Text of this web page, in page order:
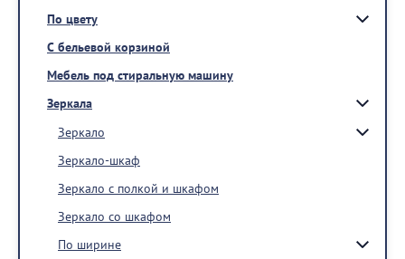
По цвету
С бельевой корзиной
Мебель под стиральную машину
Зеркала
Зеркало
Зеркало-шкаф
Зеркало с полкой и шкафом
Зеркало со шкафом
По ширине